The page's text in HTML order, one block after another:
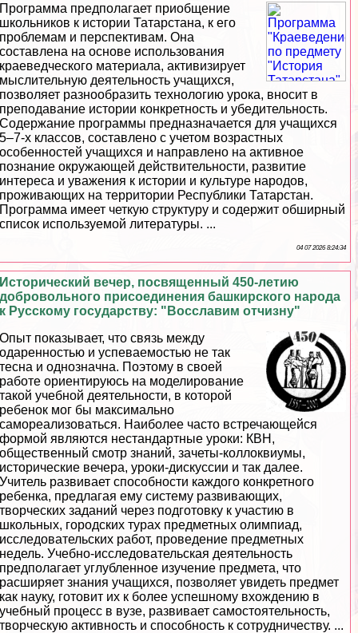
Программа предполагает приобщение
школьников к истории Татарстана, к его
проблемам и перспективам. Она
составлена на основе использования
краеведческого материала, активизирует
мыслительную деятельность учащихся,
позволяет разнообразить технологию урока, вносит в
преподавание истории конкретность и убедительность.
Содержание программы предназначается для учащихся
5–7-х классов, составлено с учетом возрастных
особенностей учащихся и направлено на активное
познание окружающей действительности, развитие
интереса и уважения к истории и культуре народов,
проживающих на территории Республики Татарстан.
Программа имеет четкую структуру и содержит обширный
список используемой литературы. ...
04 07 2026 8:24:34
Исторический вечер, посвященный 450-летию
добровольного присоединения башкирского народа
к Русскому государству: "Восславим отчизну"
Опыт показывает, что связь между
одаренностью и успеваемостью не так
тесна и однозначна. Поэтому в своей
работе ориентируюсь на моделирование
такой учебной деятельности, в которой
ребенок мог бы максимально
самореализоваться. Наиболее часто встречающейся
формой являются нестандартные уроки: КВН,
общественный смотр знаний, зачеты-коллоквиумы,
исторические вечера, уроки-дискуссии и так далее.
Учитель развивает способности каждого конкретного
ребенка, предлагая ему систему развивающих,
творческих заданий через подготовку к участию в
школьных, городских турах предметных олимпиад,
исследовательских работ, проведение предметных
недель. Учебно-исследовательская деятельность
предполагает углубленное изучение предмета, что
расширяет знания учащихся, позволяет увидеть предмет
как науку, готовит их к более успешному вхождению в
учебный процесс в вузе, развивает самостоятельность,
творческую активность и способность к сотрудничеству. ...